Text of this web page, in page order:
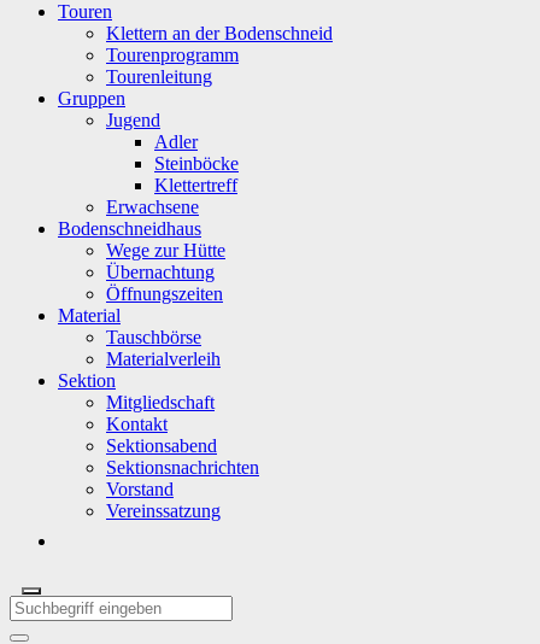
Touren
Klettern an der Bodenschneid
Tourenprogramm
Tourenleitung
Gruppen
Jugend
Adler
Steinböcke
Klettertreff
Erwachsene
Bodenschneidhaus
Wege zur Hütte
Übernachtung
Öffnungszeiten
Material
Tauschbörse
Materialverleih
Sektion
Mitgliedschaft
Kontakt
Sektionsabend
Sektionsnachrichten
Vorstand
Vereinssatzung